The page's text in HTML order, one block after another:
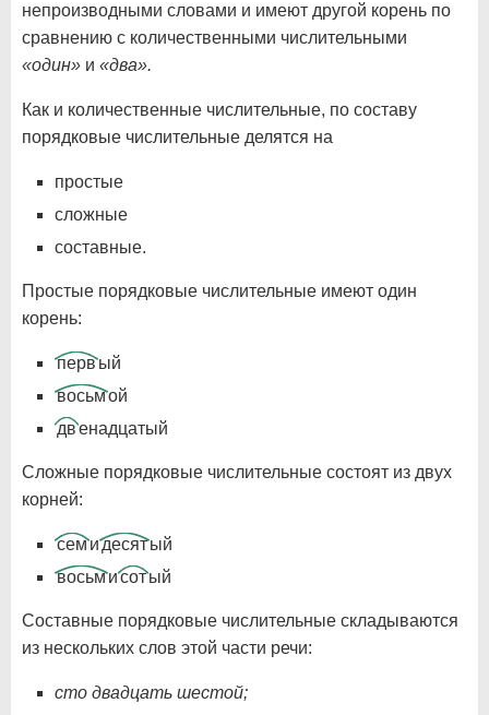
непроизводными словами и имеют другой корень по
сравнению с количественными числительными
«один» и «два».
Как и количественные числительные, по составу
порядковые числительные делятся на
простые
сложные
составные.
Простые порядковые числительные имеют один
корень:
первый
восьмой
двенадцатый
Сложные порядковые числительные состоят из двух
корней:
семидесятый
восьмисотый
Составные порядковые числительные складываются
из нескольких слов этой части речи:
сто двадцать шестой;